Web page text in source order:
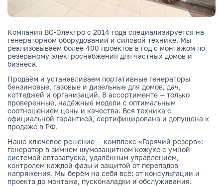
Компания ВС-Электро с 2014 года специализируется на
генераторном оборудовании и силовой технике. Мы
реализовываем более 400 проектов в год с монтажом по
резервному электроснабжения для частных домов и
бизнеса.
Продаём и устанавливаем портативные генераторы
бензиновые, газовые и дизельные для домов, дач,
коттеджей и организаций. В ассортименте — только
проверенные, надёжные модели с оптимальным
соотношением цены и качества. Вся техника с
официальной гарантией, сертифицирована и допущена к
продаже в РФ.
Наше ключевое решение — комплекс «Горячий резерв»:
генератор в зимнем шумозащитном кожухе с умной
системой автозапуска, удалённым управлением,
контролем каждой фазы и защитой от перепадов
напряжения. Мы берём на себя всё: от консультации и
проекта до монтажа, пусконаладки и обслуживания.